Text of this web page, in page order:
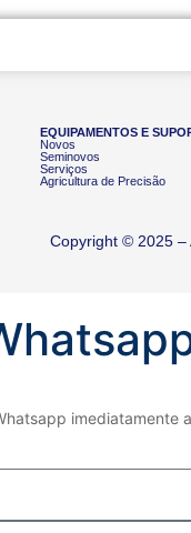
EQUIPAMENTOS E
Novos
Seminovos
Serviços
Agricultura de Precisão
Copyright © 2025 –
imediatamente